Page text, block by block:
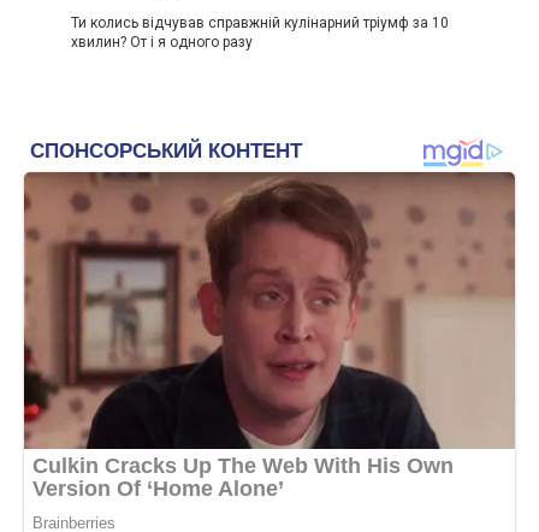
Ти колись відчував справжній кулінарний тріумф за 10
хвилин? От і я одного разу